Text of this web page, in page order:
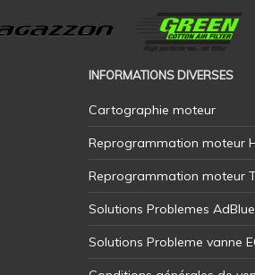
INFORMATIONS DIVERSES
Cartographie moteur
Reprogrammation moteur
Reprogrammation moteur
Solutions Problemes AdBlue
Solutions Probleme vanne